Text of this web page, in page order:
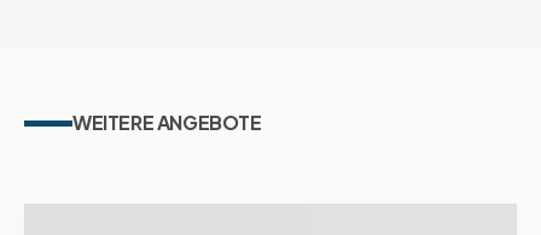
WEITERE ANGEBOTE